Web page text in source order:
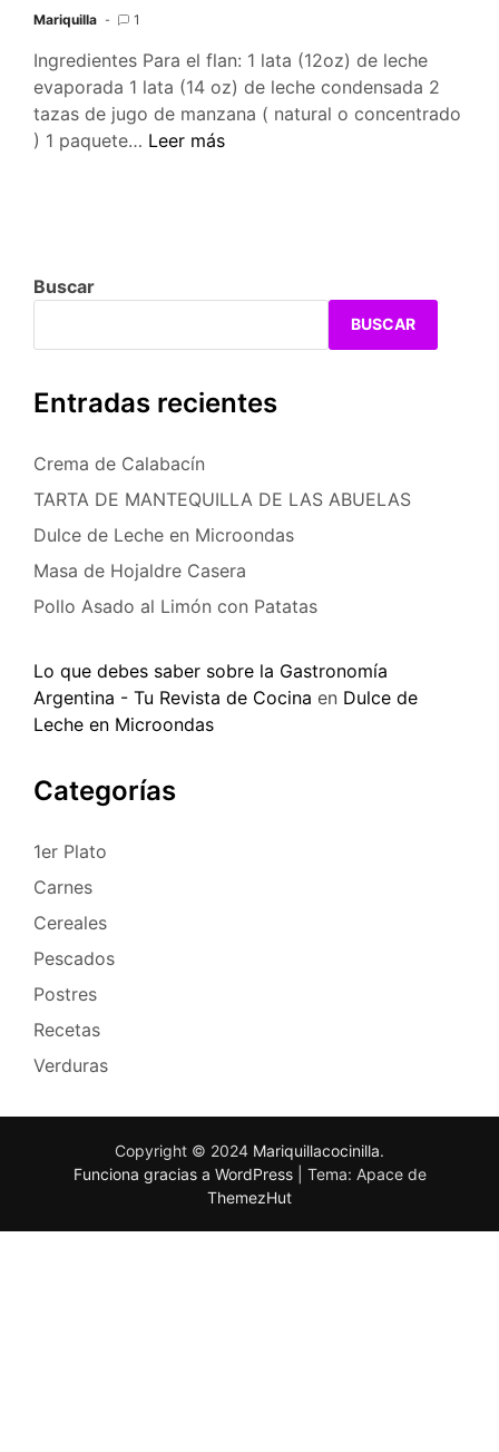
Mariquilla 1
Ingredientes Para el flan: 1 lata (12oz) de leche
evaporada 1 lata (14 oz) de leche condensada 2
tazas de jugo de manzana ( natural o concentrado
) 1 paquete… Flan
Leer más
Buscar
BUSCAR
Entradas recientes
Crema de Calabacín
TARTA DE MANTEQUILLA DE LAS ABUELAS
Dulce de Leche en Microondas
Masa de Hojaldre Casera
Pollo Asado al Limón con Patatas
Lo que debes saber sobre la Gastronomía
Argentina - Tu Revista de Cocina en Dulce de
Leche en Microondas
Categorías
1er Plato
Carnes
Cereales
Pescados
Postres
Recetas
Verduras
Copyright © 2024 Mariquillacocinilla.
Funciona gracias a WordPress
Tema: Apace de
ThemezHut